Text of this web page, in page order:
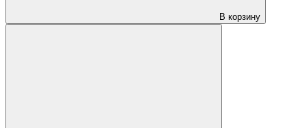
В корзину